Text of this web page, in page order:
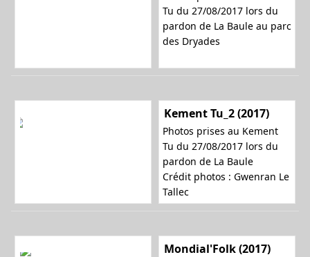
Tu du 27/08/2017 lors du
pardon de La Baule au parc
des Dryades
Kement Tu_2 (2017)
Photos prises au Kement
Tu du 27/08/2017 lors du
pardon de La Baule
Crédit photos : Gwenran Le
Tallec
Mondial'Folk (2017)